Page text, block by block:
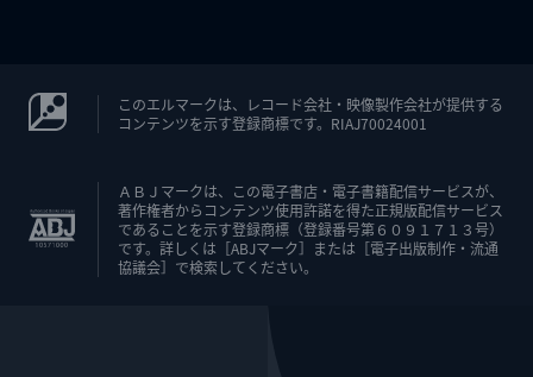
このエルマークは、レコード会社・映像製作会社が提供する
コンテンツを示す登録商標です。RIAJ70024001
ＡＢＪマークは、この電子書店・電子書籍配信サービスが、
著作権者からコンテンツ使用許諾を得た正規版配信サービス
であることを示す登録商標（登録番号第６０９１７１３号）
です。詳しくは［ABJマーク］または［電子出版制作・流通
協議会］で検索してください。